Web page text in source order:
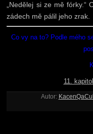
„Nedělej si ze mě
zádech mě pálil jeho zrak.
Co vy na to? Podle mého
11.
Autor: